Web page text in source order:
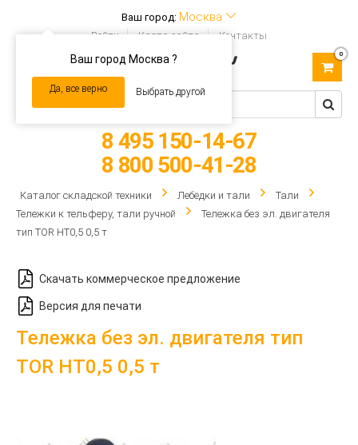
Ваш город: Москва
Ваш город Москва ?
Да, все верно Выбрать другой
Войти Карта сайта Контакты
navigation
0
8 495 150-14-67
8 800 500-41-28
Каталог складской техники Лебёдки и тали
Тали
Тележки к тельферу, тали ручной
Тележка без эл. двигателя
тип TOR HT0,5 0,5 т
Скачать коммерческое предложение
Версия для печати
Тележка без эл. двигателя тип
TOR HT0,5 0,5 т